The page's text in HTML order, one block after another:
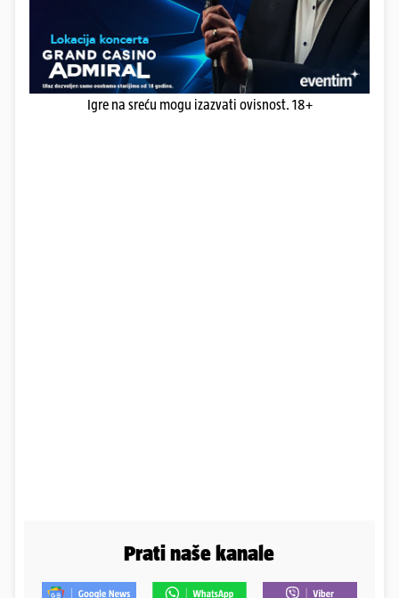
Igre na sreću mogu izazvati ovisnost. 18+
Prati naše kanale